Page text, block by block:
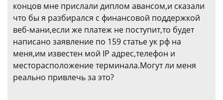
концов мне прислали диплом авансом,и сказали
что бы я разбирался с финансовой поддержкой
веб-мани,если же платеж не поступит,то будет
написано заявление по 159 статье ук рф на
меня,им известен мой IP адрес,телефон и
месторасположение терминала.Могут ли меня
реально привлечь за это?